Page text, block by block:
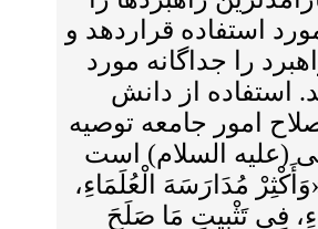
استفاده قراردهد و
را جداگانه مورد
استفاده از دانش
امور جامعه توصیه
(علیه السلام) است
مُدَارَسَهَ الْعُلَمَاءِ،
فِی تَثْبِیتِ مَا صَلَحَ